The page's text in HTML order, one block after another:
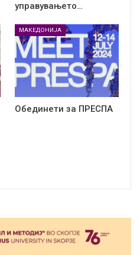
управувањето…
МАКЕДОНИЈА
Обединети за ПРЕСПА